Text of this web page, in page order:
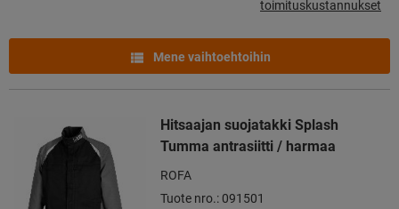
toimituskustannukset
Mene vaihtoehtoihin
Hitsaajan suojatakki Splash
Tumma antrasiitti / harmaa
ROFA
Tuote nro.: 091501